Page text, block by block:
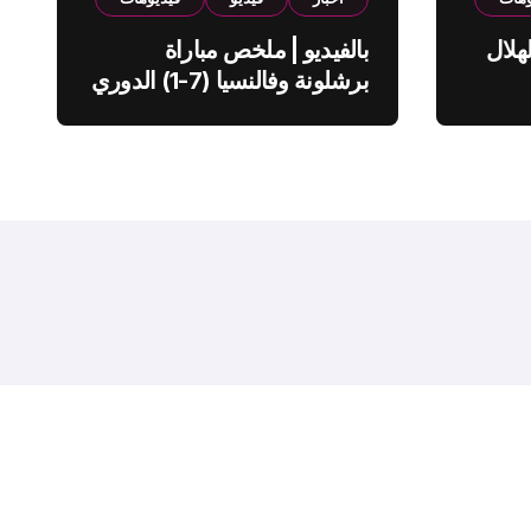
بالفيديو | ملخص مباراة
برشلونة وفالنسيا (7-1) الدوري